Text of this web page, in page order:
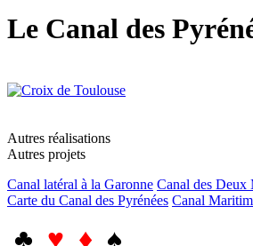
Le Canal des
Autres réalisations
Autres projets
Canal latéral à la Garonne Canal des Deux
Carte du Canal des Pyrénées Canal
♣ ♥ ♦ ♠